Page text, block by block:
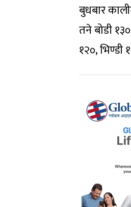
बुधबार
तने बोडी
१२०, भिण्डी